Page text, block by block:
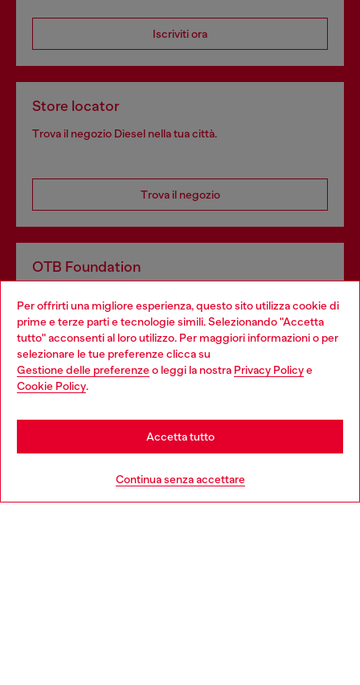
Per offrirti una migliore esperienza, questo sito utilizza cookie di
prime e terze parti e tecnologie simili. Selezionando "Accetta
tutto" acconsenti al loro utilizzo. Per maggiori informazioni o per
selezionare le tue preferenze clicca su
Gestione delle preferenzeo leggi la nostra Privacy Policye
Cookie Policy.
Continua senza accettare
Accetta tutto
Iscriviti ora
Store locator
Trova il negozio Diesel nella tua città.
Trova il negozio
OTB Foundation
profit del gruppo OTB che sostiene progetti concreti per
giovani, donne, inclusione ed emergenze in tutto il mondo.
Choose your location
You are currently browsing Italia website, but it seems you may
be based in United States